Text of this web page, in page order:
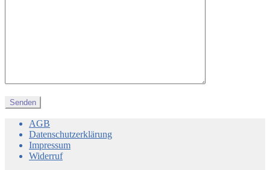
AGB
Datenschutzerklärung
Impressum
Widerruf